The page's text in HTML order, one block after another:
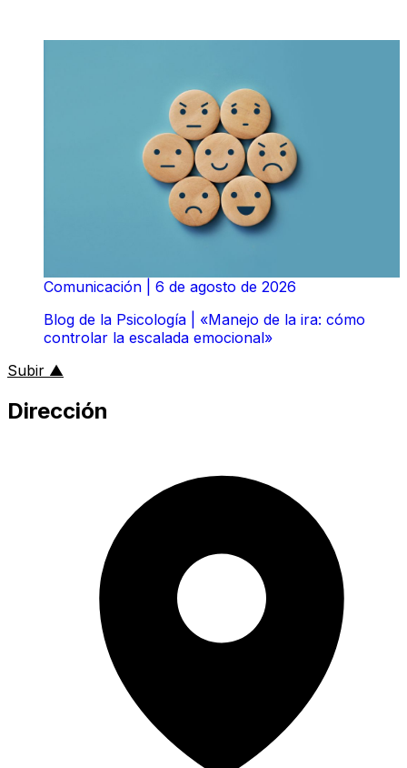
Comunicación
6 de agosto de 2026
Blog de la Psicología | «Manejo de la ira: cómo
controlar la escalada emocional»
Subir ▲
Dirección